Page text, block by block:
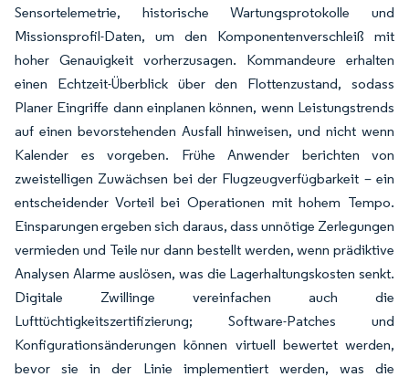
Sensortelemetrie, historische Wartungsprotokolle und
Missionsprofil-Daten, um den Komponentenverschleiß mit
hoher Genauigkeit vorherzusagen. Kommandeure erhalten
einen Echtzeit-Überblick über den Flottenzustand, sodass
Planer Eingriffe dann einplanen können, wenn Leistungstrends
auf einen bevorstehenden Ausfall hinweisen, und nicht wenn
Kalender es vorgeben. Frühe Anwender berichten von
zweistelligen Zuwächsen bei der Flugzeugverfügbarkeit – ein
entscheidender Vorteil bei Operationen mit hohem Tempo.
Einsparungen ergeben sich daraus, dass unnötige Zerlegungen
vermieden und Teile nur dann bestellt werden, wenn prädiktive
Analysen Alarme auslösen, was die Lagerhaltungskosten senkt.
Digitale Zwillinge vereinfachen auch die
Lufttüchtigkeitszertifizierung; Software-Patches und
Konfigurationsänderungen können virtuell bewertet werden,
bevor sie in der Linie implementiert werden, was die